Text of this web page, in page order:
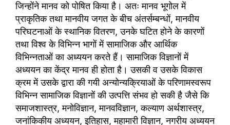
जिन्होंने मानव को पोषित किया है। अतः मानव भूगोल में
प्राकृतिक तथा मानवीय जगत के बीच अंतर्सम्बन्धों, मानवीय
परिघटनाओं के स्थानिक वितरण, उनके घटित होने के कारणों
तथा विश्व के विभिन्न भागों में सामाजिक और आर्थिक
विभिन्नताओं का अध्ययन करते हैं। सामाजिक विज्ञानों में
अध्ययन का केंद्र मानव ही होता है। उसकी व उसके विकास
क्रम में उसके द्वारा की गयी अन्योन्यक्रियाओं के परिणामस्वरूप
विभिन्न सामाजिक विज्ञानों की उत्पत्ति संभव हो सकी है जैसे कि
समाजशास्त्र, मनोविज्ञान, मानवविज्ञान, कल्याण अर्थशास्त्र,
जनांकिकीय अध्ययन, इतिहास, महामारी विज्ञान, नगरीय अध्ययन